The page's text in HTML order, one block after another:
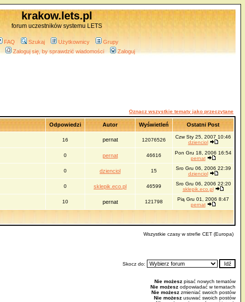
krakow.lets.pl
forum uczestników systemu LETS
FAQ Szukaj Użytkownicy
Grupy
Zaloguj się, by sprawdzić wiadomości Zaloguj
Oznacz wszystkie tematy jako przeczytane
Odpowiedzi Autor Wyświetleń Ostatni Post
16 pernat 12076526
Czw Sty 25, 2007 10:46
dzienciol
0 pernat 46616
Pon Gru 18, 2006 16:54
pernat
0 dzienciol 15
Sro Gru 06, 2006 22:39
dzienciol
0 sklepik.eco.pl 46599
Sro Gru 06, 2006 22:20
sklepik.eco.pl
10 pernat 121798
Pią Gru 01, 2006 8:47
pernat
Wszystkie czasy w strefie CET (Europa)
Skocz do:
Nie możesz pisać nowych tematów
Nie możesz odpowiadać w tematach
Nie możesz zmieniać swoich postów
Nie możesz usuwać swoich postów